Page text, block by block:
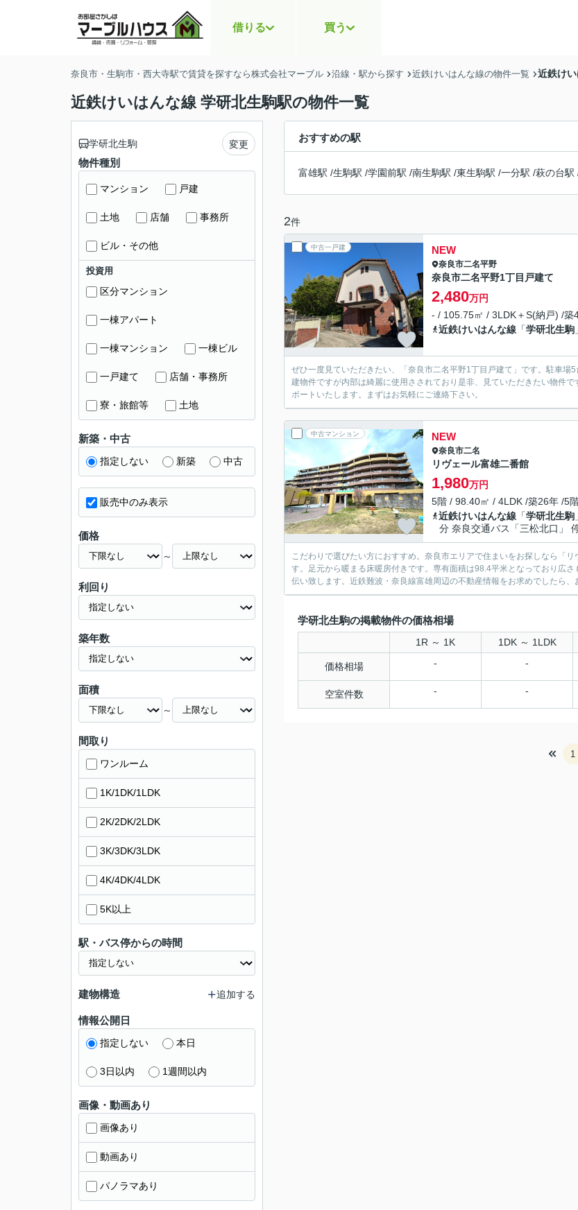
借りる 買う
奈良市・生駒市・西大寺駅で賃貸を探すなら株式会社マーブル 沿線・駅から探す 近鉄けいはんな線の物件一覧 近鉄け
近鉄けいはんな線 学研北生駒駅の物件一覧
おすすめの駅
富雄駅 /生駒駅 /学園前駅 /南生駒駅 /東生駒駅 /一分駅 /萩の台駅
2件
中古一戸建 NEW
奈良市二名平野
奈良市二名平野1丁目戸建て
2,480万円
- / 105.75㎡ / 3LDK＋S(納戸) /築
近鉄けいはんな線 「学研北生駒
ぜひ一度見ていただきたい、「奈良市二名平野1丁目戸建て」です。駐車
建物件ですが内部は綺麗に使用さされており是非、見ていただきたい物件
ポートいたします。まずはお気軽にご連絡下さい。
中古マンション NEW
奈良市二名
リヴェール富雄二番館
1,980万円
5階 / 98.40㎡ / 4LDK /築26年 /5
近鉄けいはんな線 「学研北生駒
分 奈良交通バス「三松北口」
こだわりで選びたい方におすすめ。奈良市エリアで住まいをお探しなら「
す。足元から暖まる床暖房付きです。専有面積は98.4平米となっており広
伝い致します。近鉄難波・奈良線富雄周辺の不動産情報をお求めでしたら、
学研北生駒の掲載物件の価格相場
1R ～ 1K 1DK ～ 1LDK
価格相場 - -
空室件数 - -
1
学研北生駒 変更
物件種別
マンション 戸建
土地 店舗 事務所
ビル・その他
投資用
区分マンション
一棟アパート
一棟マンション 一棟ビル
一戸建て 店舗・事務所
寮・旅館等 土地
新築・中古
指定しない 新築 中古
販売中のみ表示
価格
～
利回り
築年数
面積
～
間取り
ワンルーム
1K/1DK/1LDK
2K/2DK/2LDK
3K/3DK/3LDK
4K/4DK/4LDK
5K以上
駅・バス停からの時間
建物構造 追加する
情報公開日
指定しない 本日
3日以内 1週間以内
画像・動画あり
画像あり
動画あり
パノラマあり